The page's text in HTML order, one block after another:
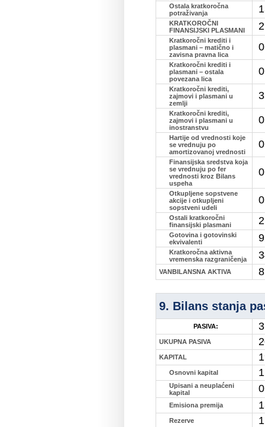
Ostala kratkoročna
potraživanja
KRATKOROČNI
FINANSIJSKI PLASMANI
Kratkoročni krediti i
plasmani – matično i
zavisna pravna lica
0
Kratkoročni krediti i
plasmani – ostala
povezana lica
0
Kratkoročni krediti,
zajmovi i plasmani u
zemlji
Kratkoročni krediti,
zajmovi i plasmani u
inostranstvu
0
Hartije od vrednosti koje
se vrednuju po
amortizovanoj vrednosti
0
Finansijska sredstva koja
se vrednuju po fer
vrednosti kroz Bilans
uspeha
0
Otkupljene sopstvene
akcije i otkupljeni
sopstveni udeli
0
Ostali kratkoročni
finansijski plasmani
Gotovina i gotovinski
ekvivalenti
Kratkoročna aktivna
vremenska razgraničenja
VANBILANSNA AKTIVA
9. Bilans stanja
PASIVA:
UKUPNA PASIVA
KAPITAL
Osnovni kapital
Upisani a neuplaćeni
kapital
0
Emisiona premija
Rezerve